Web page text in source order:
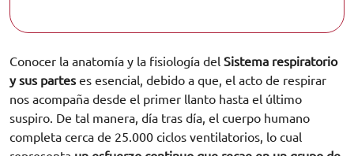
Conocer la anatomía y la fisiología del Sistema respiratorio
y sus partes es esencial, debido a que, el acto de respirar
nos acompaña desde el primer llanto hasta el último
suspiro. De tal manera, día tras día, el cuerpo humano
completa cerca de 25.000 ciclos ventilatorios, lo cual